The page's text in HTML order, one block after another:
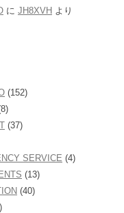
に JH8XVH より
(152)
(37)
SERVICE (4)
(13)
(40)